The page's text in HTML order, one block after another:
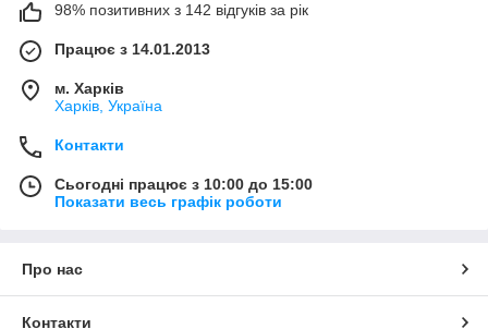
98% позитивних з 142 відгуків за рік
Працює з 14.01.2013
м. Харків
Харків, Україна
Контакти
Сьогодні працює з 10:00 до 15:00
Показати весь графік роботи
Про нас
Контакти